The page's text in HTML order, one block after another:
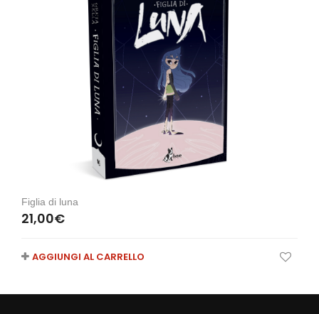
Figlia di luna
21,00€
AGGIUNGI AL CARRELLO